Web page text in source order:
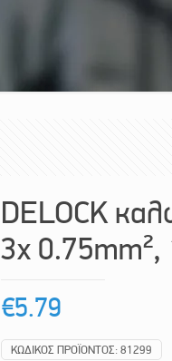
DELOCK
3x
€5.79
ΚΩΔΙΚΌΣ ΠΡΟΪΌΝΤΟΣ: 81299